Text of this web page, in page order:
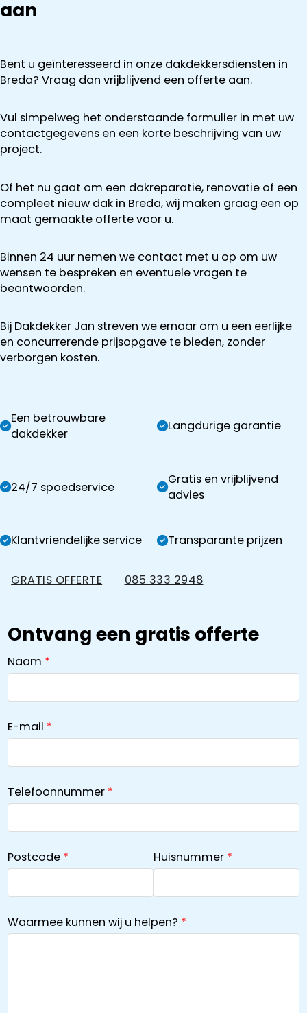
aan
Bent u geïnteresseerd in onze dakdekkersdiensten in
Breda? Vraag dan vrijblijvend een offerte aan.
Vul simpelweg het onderstaande formulier in met uw
contactgegevens en een korte beschrijving van uw
project.
Of het nu gaat om een dakreparatie, renovatie of een
compleet nieuw dak in Breda, wij maken graag een op
maat gemaakte offerte voor u.
Binnen 24 uur nemen we contact met u op om uw
wensen te bespreken en eventuele vragen te
beantwoorden.
Bij Dakdekker Jan streven we ernaar om u een eerlijke
en concurrerende prijsopgave te bieden, zonder
verborgen kosten.
Een betrouwbare
dakdekker
Langdurige garantie
24/7 spoedservice
Gratis en vrijblijvend
advies
Klantvriendelijke service Transparante prijzen
GRATIS OFFERTE 085 333 2948
Ontvang een gratis offerte
Naam
E-mail
Telefoonnummer
Postcode Huisnummer
Waarmee kunnen wij u helpen?